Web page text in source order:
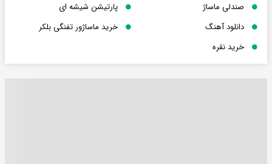
صندلی ماساژ
پارتیشن شیشه ای
دانلود آهنگ
خرید ماساژور تفنگی بلکر
خرید نقره